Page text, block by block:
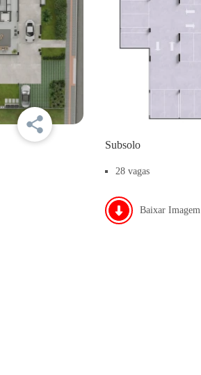
Subsolo
28 vagas
Baixar Imagem